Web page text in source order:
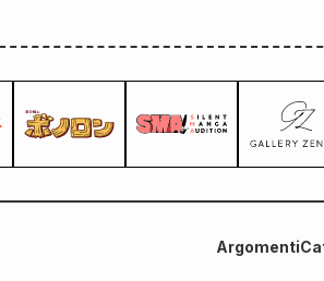
Argomenti